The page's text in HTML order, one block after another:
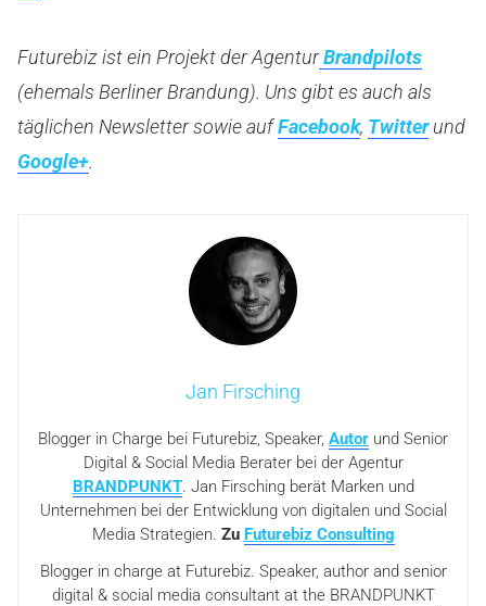
Futurebiz ist ein Projekt der AgenturBrandpilots
(ehemals Berliner Brandung). Uns gibt es auch als
täglichen Newsletter sowie aufFacebook, Twitterund
Google+.
Jan Firsching
Blogger in Charge bei Futurebiz, Speaker, Autor und Senior
Digital & Social Media Berater bei der Agentur
BRANDPUNKT. Jan Firsching berät Marken und
Unternehmen bei der Entwicklung von digitalen und Social
Media Strategien. Zu Futurebiz Consulting
Blogger in charge at Futurebiz. Speaker, author and senior
digital & social media consultant at the BRANDPUNKT